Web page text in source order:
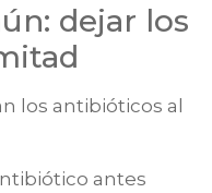
dejar los
los antibióticos al
antes